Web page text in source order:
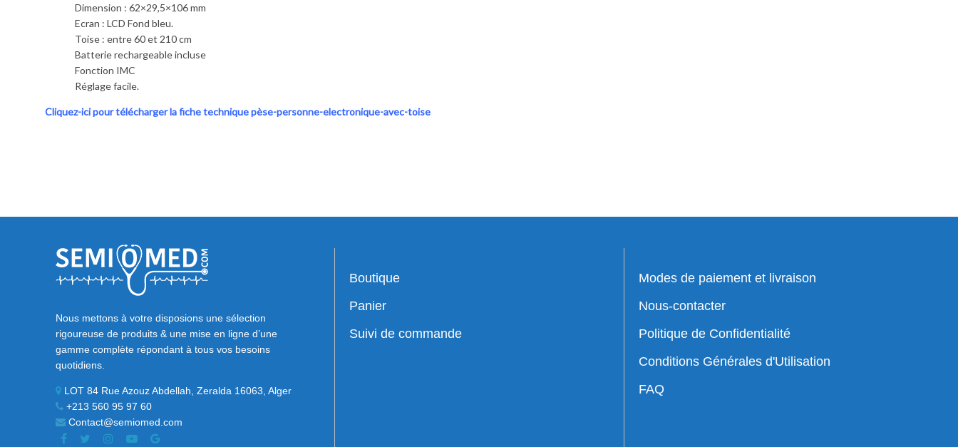
Dimension : 62×29,5×106 mm
Ecran : LCD Fond bleu.
Toise : entre 60 et 210 cm
Batterie rechargeable incluse
Fonction IMC
Réglage facile.
Cliquez-ici pour télécharger la fiche technique pèse-personne-electronique-avec-toise
Nous mettons à votre disposions une sélection
rigoureuse de produits & une mise en ligne d’une
gamme complète répondant à tous vos besoins
quotidiens.
LOT 84 Rue Azouz Abdellah, Zeralda 16063, Alger
+213 560 95 97 60
Contact@semiomed.com
Boutique
Panier
Suivi de commande
Modes de paiement et livraison
Nous-contacter
Politique de Confidentialité
Conditions Générales d'Utilisation
FAQ